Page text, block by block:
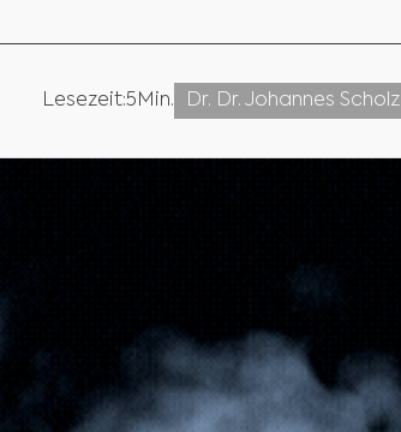
Lesezeit:5 Min. Dr. Dr. Johannes Scholz